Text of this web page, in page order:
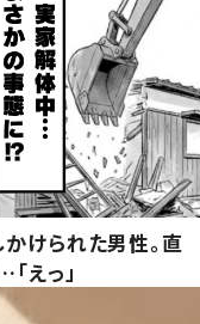
けられた男性。直
えっ」